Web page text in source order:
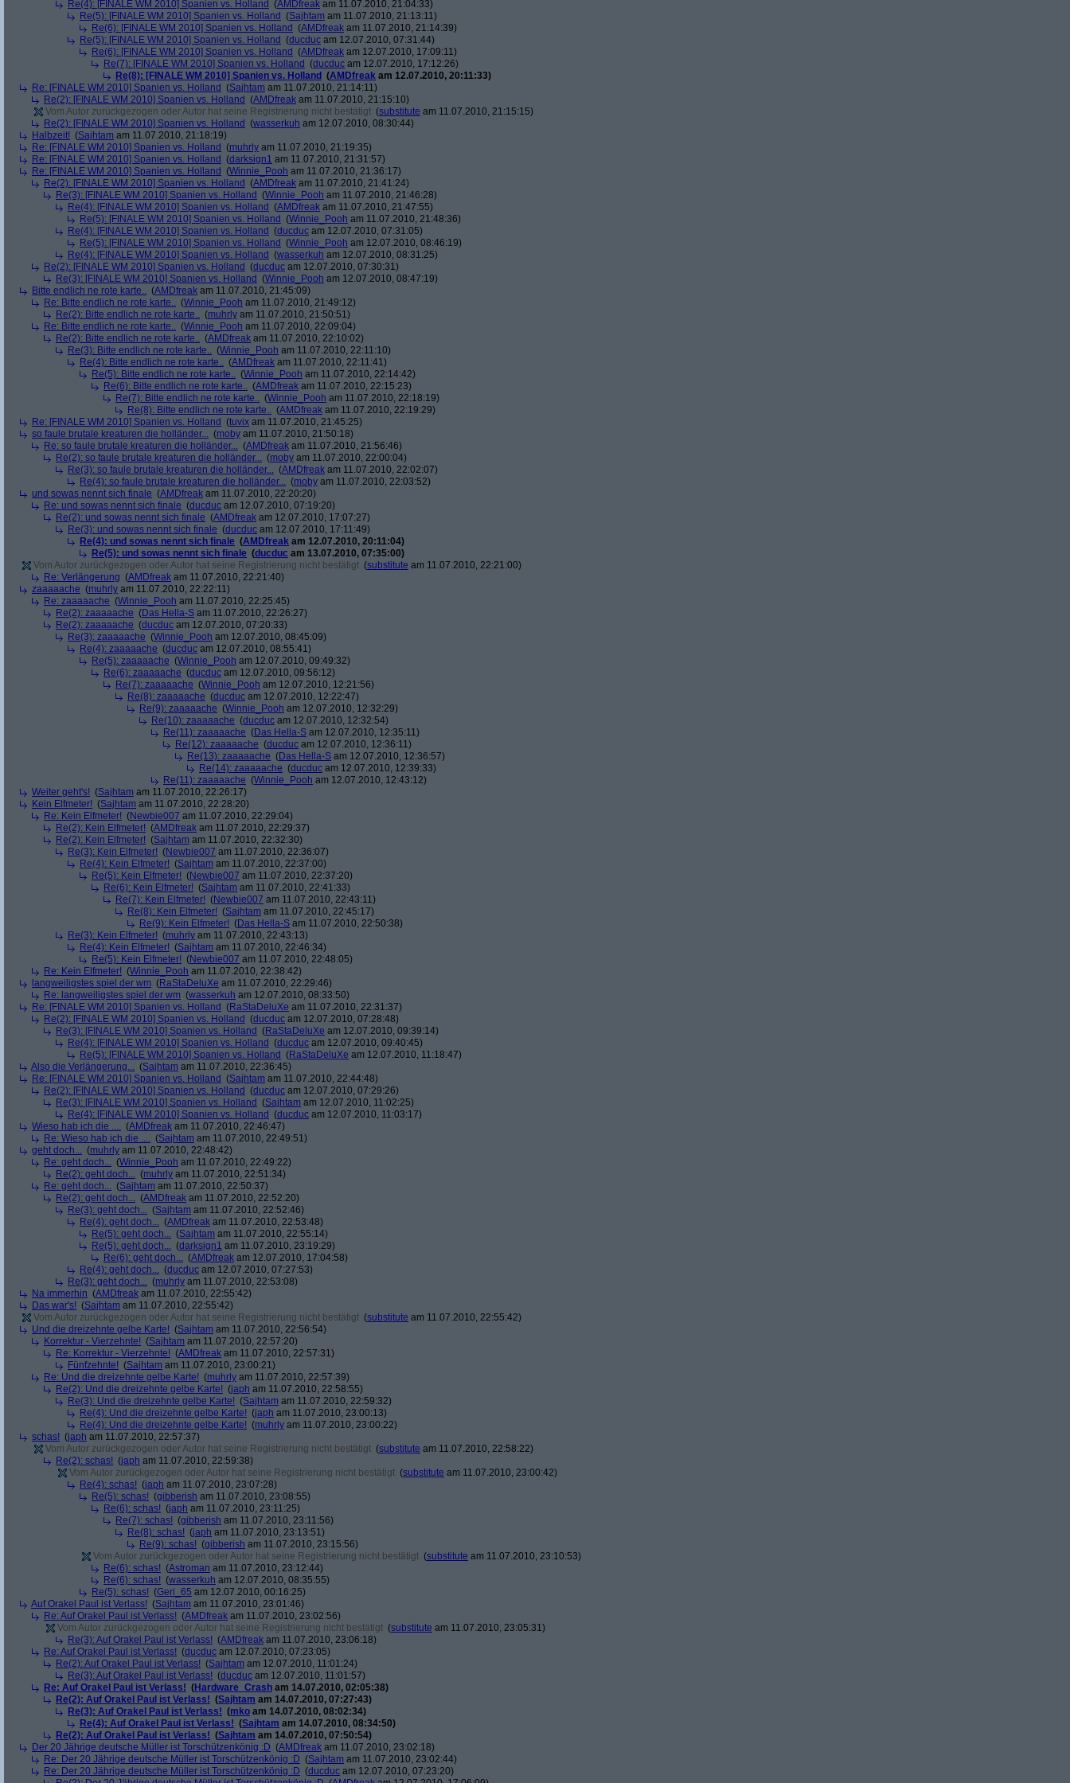
Re(4): [FINALE WM 2010] Spanien vs. Holland (AMDfreak am 11.07.2010, 21:04:33)
Re(5): [FINALE WM 2010] Spanien vs. Holland (Sajhtam am 11.07.2010, 21:13:11)
Re(6): [FINALE WM 2010] Spanien vs. Holland (AMDfreak am 11.07.2010, 21:14:39)
Re(5): [FINALE WM 2010] Spanien vs. Holland (ducduc am 12.07.2010, 07:31:44)
Re(6): [FINALE WM 2010] Spanien vs. Holland (AMDfreak am 12.07.2010, 17:09:11)
Re(7): [FINALE WM 2010] Spanien vs. Holland (ducduc am 12.07.2010, 17:12:26)
Re(8): [FINALE WM 2010] Spanien vs. Holland (AMDfreak am 12.07.2010, 20:11:33)
Re: [FINALE WM 2010] Spanien vs. Holland (Sajhtam am 11.07.2010, 21:14:11)
Re(2): [FINALE WM 2010] Spanien vs. Holland (AMDfreak am 11.07.2010, 21:15:10)
Vom Autor zurückgezogen oder Autor hat seine Registrierung nicht bestätigt (substitute am 11.07.2010, 21:15:15)
Re(2): [FINALE WM 2010] Spanien vs. Holland (wasserkuh am 12.07.2010, 08:30:44)
Halbzeit! (Sajhtam am 11.07.2010, 21:18:19)
Re: [FINALE WM 2010] Spanien vs. Holland (muhrly am 11.07.2010, 21:19:35)
Re: [FINALE WM 2010] Spanien vs. Holland (darksign1 am 11.07.2010, 21:31:57)
Re: [FINALE WM 2010] Spanien vs. Holland (Winnie_Pooh am 11.07.2010, 21:36:17)
Re(2): [FINALE WM 2010] Spanien vs. Holland (AMDfreak am 11.07.2010, 21:41:24)
Re(3): [FINALE WM 2010] Spanien vs. Holland (Winnie_Pooh am 11.07.2010, 21:46:28)
Re(4): [FINALE WM 2010] Spanien vs. Holland (AMDfreak am 11.07.2010, 21:47:55)
Re(5): [FINALE WM 2010] Spanien vs. Holland (Winnie_Pooh am 11.07.2010, 21:48:36)
Re(4): [FINALE WM 2010] Spanien vs. Holland (ducduc am 12.07.2010, 07:31:05)
Re(5): [FINALE WM 2010] Spanien vs. Holland (Winnie_Pooh am 12.07.2010, 08:46:19)
Re(4): [FINALE WM 2010] Spanien vs. Holland (wasserkuh am 12.07.2010, 08:31:25)
Re(2): [FINALE WM 2010] Spanien vs. Holland (ducduc am 12.07.2010, 07:30:31)
Re(3): [FINALE WM 2010] Spanien vs. Holland (Winnie_Pooh am 12.07.2010, 08:47:19)
Bitte endlich ne rote karte.. (AMDfreak am 11.07.2010, 21:45:09)
Re: Bitte endlich ne rote karte.. (Winnie_Pooh am 11.07.2010, 21:49:12)
Re(2): Bitte endlich ne rote karte.. (muhrly am 11.07.2010, 21:50:51)
Re: Bitte endlich ne rote karte.. (Winnie_Pooh am 11.07.2010, 22:09:04)
Re(2): Bitte endlich ne rote karte.. (AMDfreak am 11.07.2010, 22:10:02)
Re(3): Bitte endlich ne rote karte.. (Winnie_Pooh am 11.07.2010, 22:11:10)
Re(4): Bitte endlich ne rote karte.. (AMDfreak am 11.07.2010, 22:11:41)
Re(5): Bitte endlich ne rote karte.. (Winnie_Pooh am 11.07.2010, 22:14:42)
Re(6): Bitte endlich ne rote karte.. (AMDfreak am 11.07.2010, 22:15:23)
Re(7): Bitte endlich ne rote karte.. (Winnie_Pooh am 11.07.2010, 22:18:19)
Re(8): Bitte endlich ne rote karte.. (AMDfreak am 11.07.2010, 22:19:29)
Re: [FINALE WM 2010] Spanien vs. Holland (tuvix am 11.07.2010, 21:45:25)
so faule brutale kreaturen die holländer... (moby am 11.07.2010, 21:50:18)
Re: so faule brutale kreaturen die holländer... (AMDfreak am 11.07.2010, 21:56:46)
Re(2): so faule brutale kreaturen die holländer... (moby am 11.07.2010, 22:00:04)
Re(3): so faule brutale kreaturen die holländer... (AMDfreak am 11.07.2010, 22:02:07)
Re(4): so faule brutale kreaturen die holländer... (moby am 11.07.2010, 22:03:52)
und sowas nennt sich finale (AMDfreak am 11.07.2010, 22:20:20)
Re: und sowas nennt sich finale (ducduc am 12.07.2010, 07:19:20)
Re(2): und sowas nennt sich finale (AMDfreak am 12.07.2010, 17:07:27)
Re(3): und sowas nennt sich finale (ducduc am 12.07.2010, 17:11:49)
Re(4): und sowas nennt sich finale (AMDfreak am 12.07.2010, 20:11:04)
Re(5): und sowas nennt sich finale (ducduc am 13.07.2010, 07:35:00)
Vom Autor zurückgezogen oder Autor hat seine Registrierung nicht bestätigt (substitute am 11.07.2010, 22:21:00)
Re: Verlängerung (AMDfreak am 11.07.2010, 22:21:40)
zaaaaache (muhrly am 11.07.2010, 22:22:11)
Re: zaaaaache (Winnie_Pooh am 11.07.2010, 22:25:45)
Re(2): zaaaaache (Das Hella-S am 11.07.2010, 22:26:27)
Re(2): zaaaaache (ducduc am 12.07.2010, 07:20:33)
Re(3): zaaaaache (Winnie_Pooh am 12.07.2010, 08:45:09)
Re(4): zaaaaache (ducduc am 12.07.2010, 08:55:41)
Re(5): zaaaaache (Winnie_Pooh am 12.07.2010, 09:49:32)
Re(6): zaaaaache (ducduc am 12.07.2010, 09:56:12)
Re(7): zaaaaache (Winnie_Pooh am 12.07.2010, 12:21:56)
Re(8): zaaaaache (ducduc am 12.07.2010, 12:22:47)
Re(9): zaaaaache (Winnie_Pooh am 12.07.2010, 12:32:29)
Re(10): zaaaaache (ducduc am 12.07.2010, 12:32:54)
Re(11): zaaaaache (Das Hella-S am 12.07.2010, 12:35:11)
Re(12): zaaaaache (ducduc am 12.07.2010, 12:36:11)
Re(13): zaaaaache (Das Hella-S am 12.07.2010, 12:36:57)
Re(14): zaaaaache (ducduc am 12.07.2010, 12:39:33)
Re(11): zaaaaache (Winnie_Pooh am 12.07.2010, 12:43:12)
Weiter geht's! (Sajhtam am 11.07.2010, 22:26:17)
Kein Elfmeter! (Sajhtam am 11.07.2010, 22:28:20)
Re: Kein Elfmeter! (Newbie007 am 11.07.2010, 22:29:04)
Re(2): Kein Elfmeter! (AMDfreak am 11.07.2010, 22:29:37)
Re(2): Kein Elfmeter! (Sajhtam am 11.07.2010, 22:32:30)
Re(3): Kein Elfmeter! (Newbie007 am 11.07.2010, 22:36:07)
Re(4): Kein Elfmeter! (Sajhtam am 11.07.2010, 22:37:00)
Re(5): Kein Elfmeter! (Newbie007 am 11.07.2010, 22:37:20)
Re(6): Kein Elfmeter! (Sajhtam am 11.07.2010, 22:41:33)
Re(7): Kein Elfmeter! (Newbie007 am 11.07.2010, 22:43:11)
Re(8): Kein Elfmeter! (Sajhtam am 11.07.2010, 22:45:17)
Re(9): Kein Elfmeter! (Das Hella-S am 11.07.2010, 22:50:38)
Re(3): Kein Elfmeter! (muhrly am 11.07.2010, 22:43:13)
Re(4): Kein Elfmeter! (Sajhtam am 11.07.2010, 22:46:34)
Re(5): Kein Elfmeter! (Newbie007 am 11.07.2010, 22:48:05)
Re: Kein Elfmeter! (Winnie_Pooh am 11.07.2010, 22:38:42)
langweiligstes spiel der wm (RaStaDeluXe am 11.07.2010, 22:29:46)
Re: langweiligstes spiel der wm (wasserkuh am 12.07.2010, 08:33:50)
Re: [FINALE WM 2010] Spanien vs. Holland (RaStaDeluXe am 11.07.2010, 22:31:37)
Re(2): [FINALE WM 2010] Spanien vs. Holland (ducduc am 12.07.2010, 07:28:48)
Re(3): [FINALE WM 2010] Spanien vs. Holland (RaStaDeluXe am 12.07.2010, 09:39:14)
Re(4): [FINALE WM 2010] Spanien vs. Holland (ducduc am 12.07.2010, 09:40:45)
Re(5): [FINALE WM 2010] Spanien vs. Holland (RaStaDeluXe am 12.07.2010, 11:18:47)
Also die Verlängerung... (Sajhtam am 11.07.2010, 22:36:45)
Re: [FINALE WM 2010] Spanien vs. Holland (Sajhtam am 11.07.2010, 22:44:48)
Re(2): [FINALE WM 2010] Spanien vs. Holland (ducduc am 12.07.2010, 07:29:26)
Re(3): [FINALE WM 2010] Spanien vs. Holland (Sajhtam am 12.07.2010, 11:02:25)
Re(4): [FINALE WM 2010] Spanien vs. Holland (ducduc am 12.07.2010, 11:03:17)
Wieso hab ich die .... (AMDfreak am 11.07.2010, 22:46:47)
Re: Wieso hab ich die .... (Sajhtam am 11.07.2010, 22:49:51)
geht doch... (muhrly am 11.07.2010, 22:48:42)
Re: geht doch... (Winnie_Pooh am 11.07.2010, 22:49:22)
Re(2): geht doch... (muhrly am 11.07.2010, 22:51:34)
Re: geht doch... (Sajhtam am 11.07.2010, 22:50:37)
Re(2): geht doch... (AMDfreak am 11.07.2010, 22:52:20)
Re(3): geht doch... (Sajhtam am 11.07.2010, 22:52:46)
Re(4): geht doch... (AMDfreak am 11.07.2010, 22:53:48)
Re(5): geht doch... (Sajhtam am 11.07.2010, 22:55:14)
Re(5): geht doch... (darksign1 am 11.07.2010, 23:19:29)
Re(6): geht doch... (AMDfreak am 12.07.2010, 17:04:58)
Re(4): geht doch... (ducduc am 12.07.2010, 07:27:53)
Re(3): geht doch... (muhrly am 11.07.2010, 22:53:08)
Na immerhin (AMDfreak am 11.07.2010, 22:55:42)
Das war's! (Sajhtam am 11.07.2010, 22:55:42)
Vom Autor zurückgezogen oder Autor hat seine Registrierung nicht bestätigt (substitute am 11.07.2010, 22:55:42)
Und die dreizehnte gelbe Karte! (Sajhtam am 11.07.2010, 22:56:54)
Korrektur - Vierzehnte! (Sajhtam am 11.07.2010, 22:57:20)
Re: Korrektur - Vierzehnte! (AMDfreak am 11.07.2010, 22:57:31)
Fünfzehnte! (Sajhtam am 11.07.2010, 23:00:21)
Re: Und die dreizehnte gelbe Karte! (muhrly am 11.07.2010, 22:57:39)
Re(2): Und die dreizehnte gelbe Karte! (japh am 11.07.2010, 22:58:55)
Re(3): Und die dreizehnte gelbe Karte! (Sajhtam am 11.07.2010, 22:59:32)
Re(4): Und die dreizehnte gelbe Karte! (japh am 11.07.2010, 23:00:13)
Re(4): Und die dreizehnte gelbe Karte! (muhrly am 11.07.2010, 23:00:22)
schas! (japh am 11.07.2010, 22:57:37)
Vom Autor zurückgezogen oder Autor hat seine Registrierung nicht bestätigt (substitute am 11.07.2010, 22:58:22)
Re(2): schas! (japh am 11.07.2010, 22:59:38)
Vom Autor zurückgezogen oder Autor hat seine Registrierung nicht bestätigt (substitute am 11.07.2010, 23:00:42)
Re(4): schas! (japh am 11.07.2010, 23:07:28)
Re(5): schas! (gibberish am 11.07.2010, 23:08:55)
Re(6): schas! (japh am 11.07.2010, 23:11:25)
Re(7): schas! (gibberish am 11.07.2010, 23:11:56)
Re(8): schas! (japh am 11.07.2010, 23:13:51)
Re(9): schas! (gibberish am 11.07.2010, 23:15:56)
Vom Autor zurückgezogen oder Autor hat seine Registrierung nicht bestätigt (substitute am 11.07.2010, 23:10:53)
Re(6): schas! (Astroman am 11.07.2010, 23:12:44)
Re(6): schas! (wasserkuh am 12.07.2010, 08:35:55)
Re(5): schas! (Geri_65 am 12.07.2010, 00:16:25)
Auf Orakel Paul ist Verlass! (Sajhtam am 11.07.2010, 23:01:46)
Re: Auf Orakel Paul ist Verlass! (AMDfreak am 11.07.2010, 23:02:56)
Vom Autor zurückgezogen oder Autor hat seine Registrierung nicht bestätigt (substitute am 11.07.2010, 23:05:31)
Re(3): Auf Orakel Paul ist Verlass! (AMDfreak am 11.07.2010, 23:06:18)
Re: Auf Orakel Paul ist Verlass! (ducduc am 12.07.2010, 07:23:05)
Re(2): Auf Orakel Paul ist Verlass! (Sajhtam am 12.07.2010, 11:01:24)
Re(3): Auf Orakel Paul ist Verlass! (ducduc am 12.07.2010, 11:01:57)
Re: Auf Orakel Paul ist Verlass! (Hardware_Crash am 14.07.2010, 02:05:38)
Re(2): Auf Orakel Paul ist Verlass! (Sajhtam am 14.07.2010, 07:27:43)
Re(3): Auf Orakel Paul ist Verlass! (mko am 14.07.2010, 08:02:34)
Re(4): Auf Orakel Paul ist Verlass! (Sajhtam am 14.07.2010, 08:34:50)
Re(2): Auf Orakel Paul ist Verlass! (Sajhtam am 14.07.2010, 07:50:54)
Der 20 Jährige deutsche Müller ist Torschützenkönig :D (AMDfreak am 11.07.2010, 23:02:18)
Re: Der 20 Jährige deutsche Müller ist Torschützenkönig :D (Sajhtam am 11.07.2010, 23:02:44)
Re: Der 20 Jährige deutsche Müller ist Torschützenkönig :D (ducduc am 12.07.2010, 07:23:20)